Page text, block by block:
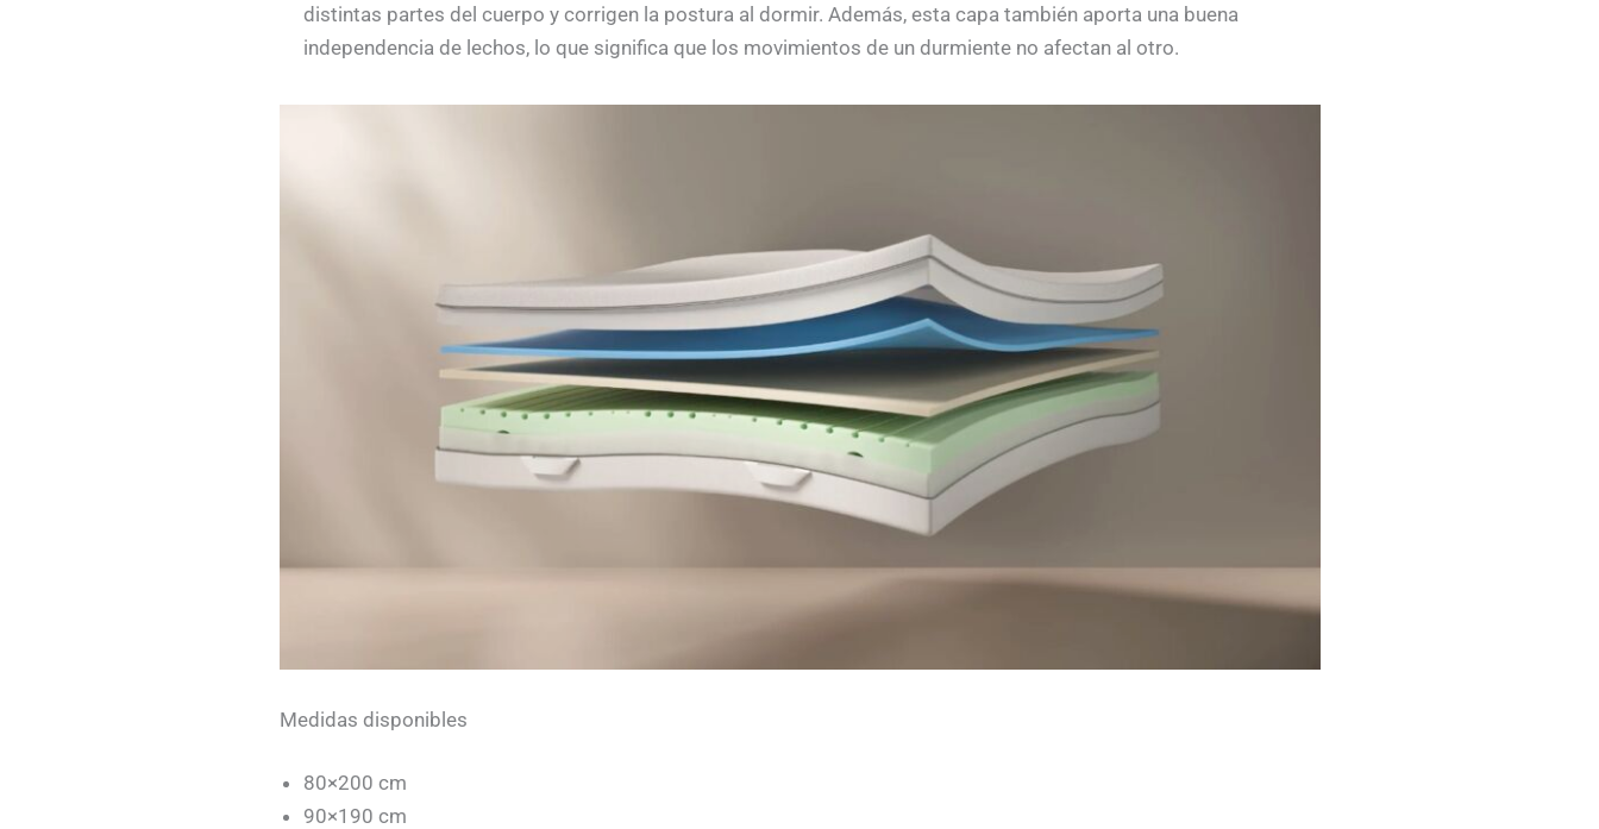
distintas partes del cuerpo y corrigen la postura al dormir. Además, esta capa también aporta una buena
independencia de lechos, lo que significa que los movimientos de un durmiente no afectan al otro.
Medidas disponibles
80×200 cm
90×190 cm